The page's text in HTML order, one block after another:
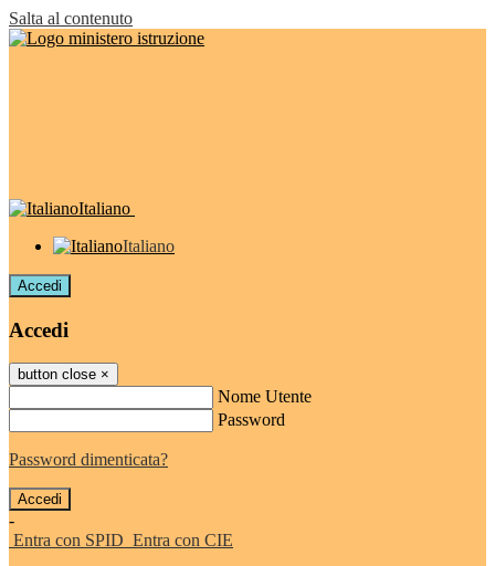
Salta al contenuto
Italiano
Italiano
Accedi
Accedi
button close ×
Nome Utente
Password
Password dimenticata?
-
Entra con SPID Entra con CIE